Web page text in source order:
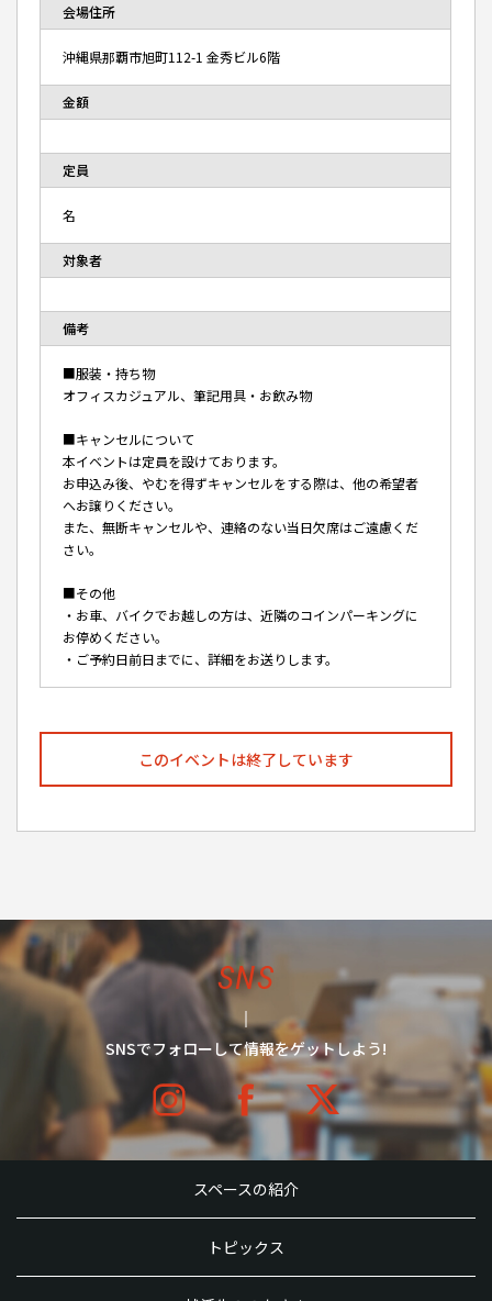
会場住所
沖縄県那覇市旭町112-1 金秀ビル6階
金額
定員
名
対象者
備考
■服装・持ち物
オフィスカジュアル、筆記用具・お飲み物
■キャンセルについて
本イベントは定員を設けております。
お申込み後、やむを得ずキャンセルをする際は、他の希望者
へお譲りください。
また、無断キャンセルや、連絡のない当日欠席はご遠慮くだ
さい。
■その他
・お車、バイクでお越しの方は、近隣のコインパーキングに
お停めください。
・ご予約日前日までに、詳細をお送りします。
このイベントは終了しています
SNS
SNSでフォローして情報をゲットしよう!
スペースの紹介
トピックス